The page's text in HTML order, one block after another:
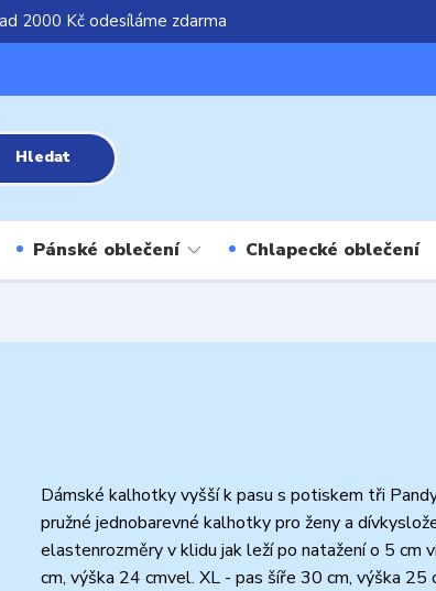
2000 Kč odesíláme zdarma
Hledat
Pánské oblečení Chlapecké oblečení
Dámské kalhotky vyšší k pasu s potiskem tři
pružné jednobarevné kalhotky pro ženy a
elastenrozměry v klidu jak leží po natažení o 5 cm
cm, výška 24 cmvel. XL - pas šíře 30 cm, výška 25